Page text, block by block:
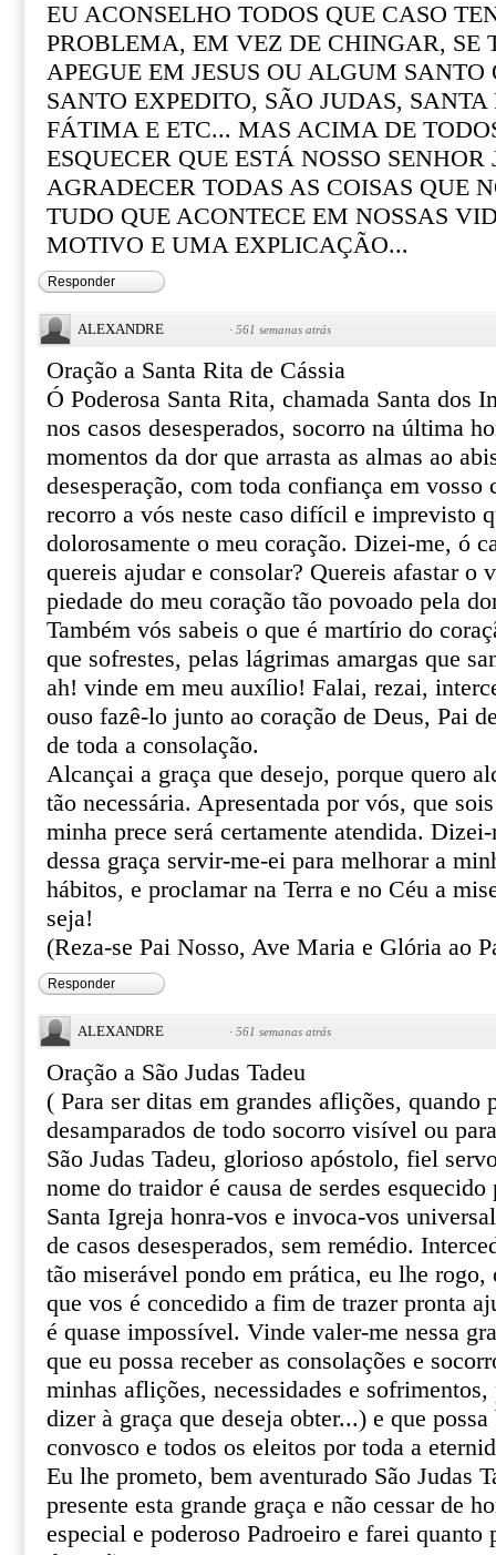
EU ACONSELHO TODOS QUE CASO
PROBLEMA, EM VEZ DE CHINGAR, SE
APEGUE EM JESUS OU ALGUM SANTO
SANTO EXPEDITO, SÃO JUDAS, SANTA
FÁTIMA E ETC... MAS ACIMA DE
ESQUECER QUE ESTÁ NOSSO SENHOR
AGRADECER TODAS AS COISAS QUE
TUDO QUE ACONTECE EM NOSSAS
MOTIVO E UMA EXPLICAÇÃO...
Responder
ALEXANDRE · 561 semanas atrás
Oração a Santa Rita de Cássia
Ó Poderosa Santa Rita, chamada Santa dos
nos casos desesperados, socorro na última
momentos da dor que arrasta as almas ao
desesperação, com toda confiança em vosso
recorro a vós neste caso difícil e imprevisto
dolorosamente o meu coração. Dizei-me, ó
quereis ajudar e consolar? Quereis afastar o
piedade do meu coração tão povoado pela
Também vós sabeis o que é martírio do
que sofrestes, pelas lágrimas amargas que
ah! vinde em meu auxílio! Falai, rezai,
ouso fazê-lo junto ao coração de Deus, Pai
de toda a consolação.
Alcançai a graça que desejo, porque quero
tão necessária. Apresentada por vós, que
minha prece será certamente atendida.
dessa graça servir-me-ei para melhorar a
hábitos, e proclamar na Terra e no Céu a
seja!
(Reza-se Pai Nosso, Ave Maria e Glória ao
Responder
ALEXANDRE · 561 semanas atrás
Oração a São Judas Tadeu
( Para ser ditas em grandes aflições, quando
desamparados de todo socorro visível ou
São Judas Tadeu, glorioso apóstolo, fiel
nome do traidor é causa de serdes
Santa Igreja honra-vos e invoca-vos
de casos desesperados, sem remédio.
tão miserável pondo em prática, eu lhe
que vos é concedido a fim de trazer pronta
é quase impossível. Vinde valer-me nessa
que eu possa receber as consolações e
minhas aflições, necessidades e
dizer à graça que deseja obter...) e que
convosco e todos os eleitos por toda a
Eu lhe prometo, bem aventurado São Judas
presente esta grande graça e não cessar de
especial e poderoso Padroeiro e farei quanto